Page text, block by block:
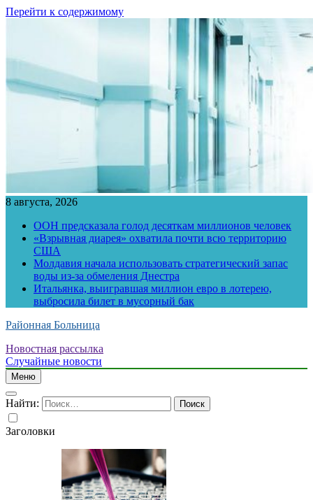
Перейти к содержимому
8 августа, 2026
ООН предсказала голод десяткам миллионов человек
«Взрывная диарея» охватила почти всю территорию
США
Молдавия начала использовать стратегический запас
воды из-за обмеления Днестра
Итальянка, выигравшая миллион евро в лотерею,
выбросила билет в мусорный бак
Районная Больница
Новостная рассылка
Случайные новости
Меню
Найти:
Заголовки